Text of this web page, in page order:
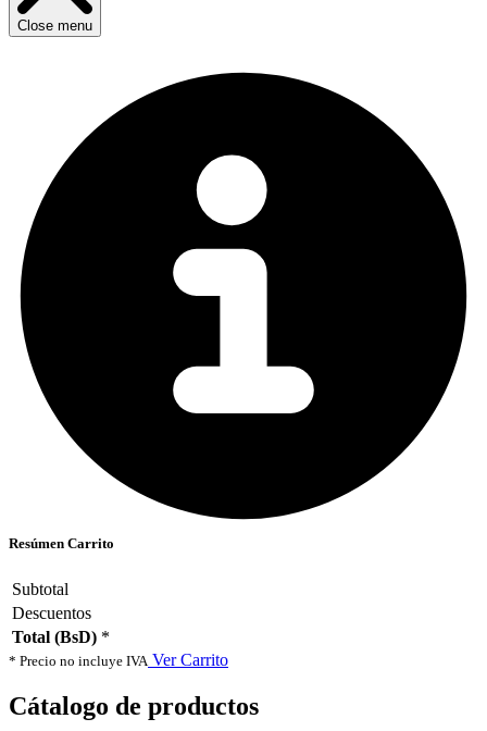
Close menu
Resúmen Carrito
Subtotal
Descuentos
Total (BsD) *
* Precio no incluye IVA Ver Carrito
Cátalogo de productos